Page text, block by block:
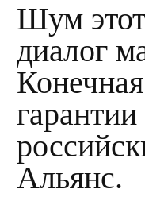
Шум этот
диалог
Альянс.